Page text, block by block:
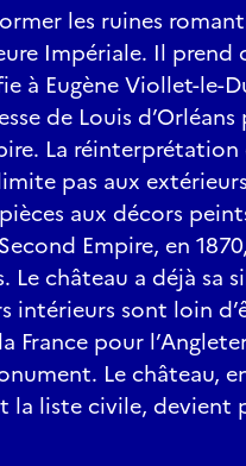
les ruines
Impériale. Il prend
à Eugène Viollet-le-
de Louis
La réinterprétation
pas aux
aux décors
Empire, en
Le château a déjà sa
intérieurs sont loin
pour
Le château,
la liste civile, devient